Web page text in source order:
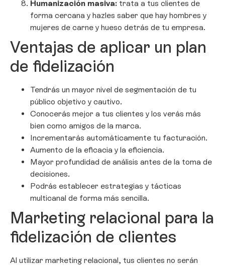
Humanización masiva: trata a tus clientes de
forma cercana y hazles saber que hay hombres y
mujeres de carne y hueso detrás de tu empresa.
Ventajas de aplicar un plan
de fidelización
Tendrás un mayor nivel de segmentación de tu
público objetivo y cautivo.
Conocerás mejor a tus clientes y los verás más
bien como amigos de la marca.
Incrementarás automáticamente tu facturación.
Aumento de la eficacia y la eficiencia.
Mayor profundidad de análisis antes de la toma de
decisiones.
Podrás establecer estrategias y tácticas
multicanal de forma más sencilla.
Marketing relacional para la
fidelización de clientes
Al utilizar marketing relacional, tus clientes no serán